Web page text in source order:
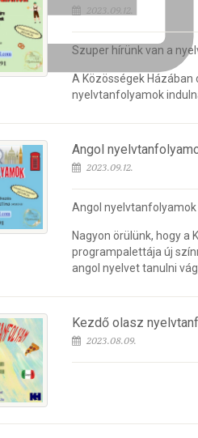
2023.09.12.
Szuper hírünk van a
A Közösségek
nyelvtanfolyamok
Angol
2023.09.12.
Angol nyelvtanfolyamok
Nagyon örülünk, hogy a
programpalettája új
angol nyelvet tanulni
Kezdő olasz
2023.08.09.